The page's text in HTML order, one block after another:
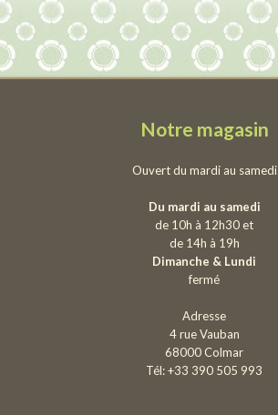
Notre magasin
Ouvert du mardi au samedi
Du mardi au samedi
de 10h à 12h30 et
de 14h à 19h
Dimanche & Lundi
fermé
Adresse
4 rue Vauban
68000 Colmar
Tél: +33 390 505 993